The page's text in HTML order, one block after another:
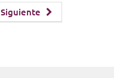
Siguiente